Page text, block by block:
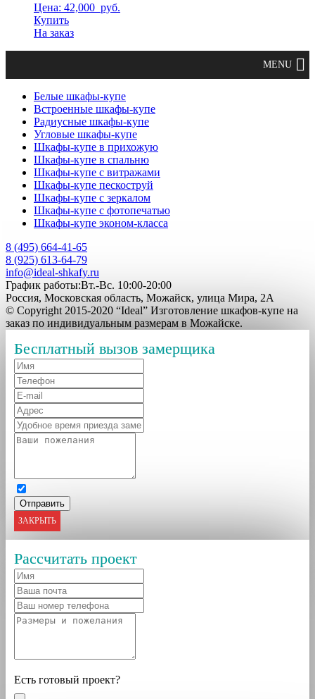
Цена: 42,000 руб.
Купить
На заказ
Белые шкафы-купе
Встроенные шкафы-купе
Радиусные шкафы-купе
Угловые шкафы-купе
Шкафы-купе в прихожую
Шкафы-купе в спальню
Шкафы-купе с витражами
Шкафы-купе пескоструй
Шкафы-купе с зеркалом
Шкафы-купе с фотопечатью
Шкафы-купе эконом-класса
8 (495) 664-41-65
8 (925) 613-64-79
info@ideal-shkafy.ru
График работы:Вт.-Вс. 10:00-20:00
Россия, Московская область, Можайск, улица Мира, 2А
© Copyright 2015-2020 “Ideal” Изготовление шкафов-купе на
заказ по индивидуальным размерам в Можайске.
Бесплатный вызов замерщика
ЗАКРЫТЬ
Рассчитать проект
Есть готовый проект?